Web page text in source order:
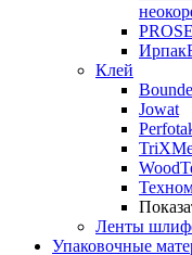
Клей
Jowat
Ленты
Упаковочные